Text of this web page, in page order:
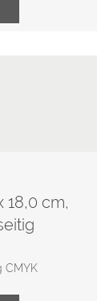
18,0 cm,
CMYK